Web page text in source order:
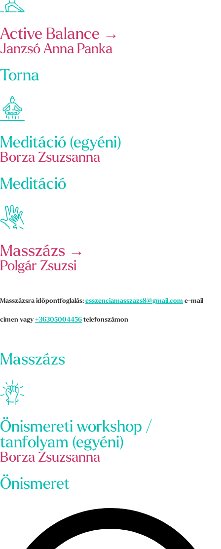
Active Balance →
Janzsó Anna Panka
Torna
Meditáció (egyéni)
Borza Zsuzsanna
Meditáció
Masszázs →
Polgár Zsuzsi
Masszázsra időpontfoglalás: esszenciamasszazs8@gmail.com e-mail
címen vagy +36305004456 telefonszámon
Masszázs
Önismereti workshop /
tanfolyam (egyéni)
Borza Zsuzsanna
Önismeret